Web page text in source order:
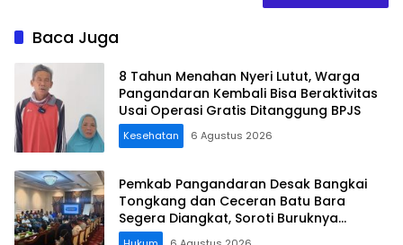
Baca Juga
8 Tahun Menahan Nyeri Lutut, Warga
Pangandaran Kembali Bisa Beraktivitas
Usai Operasi Gratis Ditanggung BPJS
Kesehatan 6 Agustus 2026
Pemkab Pangandaran Desak Bangkai
Tongkang dan Ceceran Batu Bara
Segera Diangkat, Soroti Buruknya
Koordinasi Perusahaan